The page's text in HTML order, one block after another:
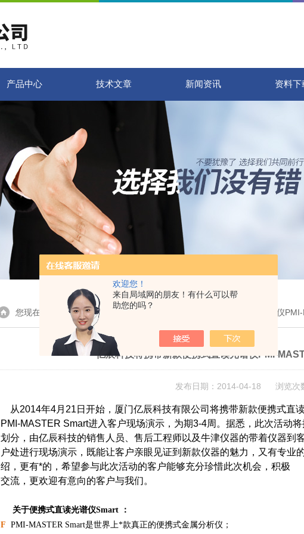
欢迎您！
来自局域网的朋友！有什么可以帮
助您的吗？
产品中心 技术文章 新闻资讯 资料下
您现在的位置：首页> 新闻中心 > 亿辰科技将携带新款便携式直读光谱仪
亿辰科技将携带新款便携式直读光谱仪PMI-
发布日期：2014-04-18 浏览次
从2014年4月21日开始，厦门亿辰科技有限公司将携带新款便携式直
PMI-MASTER Smart进入客户现场演示，为期3-4周。据悉，此次活动
划分，由亿辰科技的销售人员、售后工程师以及牛津仪器的带着仪器到
户处进行现场演示，既能让客户亲眼见证到新款仪器的魅力，又有专业
绍，更有*的，希望参与此次活动的客 户能够充分珍惜此次机会，积极
交流，更欢迎有意向的客户与我们。
关于便携式直读光谱仪Smart ：
F PMI-MASTER Smart是世界上*款真正的便携式金属分析仪 ；